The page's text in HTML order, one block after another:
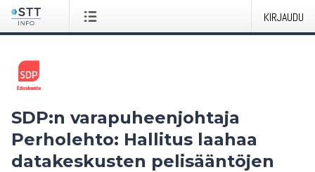
KIRJAUDU
SDP:n varapuheenjohtaja
Perholehto: Hallitus laahaa
datakeskusten pelisääntöjen